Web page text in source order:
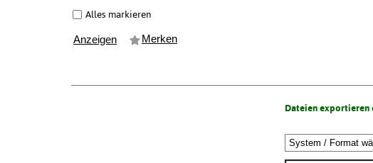
Alles markieren
Anzeigen Merken
Dateien exportieren